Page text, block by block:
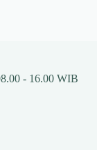
- 16.00 WIB